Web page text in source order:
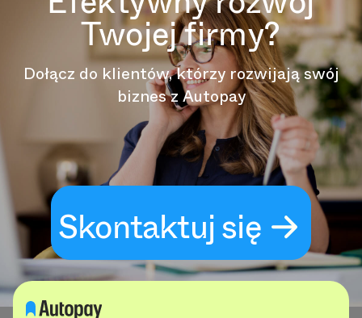
Twojej firmy?
Dołącz do klientów, którzy rozwijają swój
biznes z Autopay
Skontaktuj się